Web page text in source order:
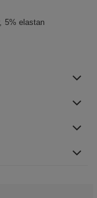
5% elastan